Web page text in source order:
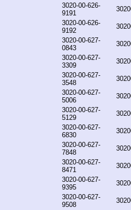
3020-00-626-
9191
3020-00-626-
9192
3020-00-627-
0843
3020-00-627-
3309
3020-00-627-
3548
3020-00-627-
5006
3020-00-627-
5129
3020-00-627-
6830
3020-00-627-
7848
3020-00-627-
8471
3020-00-627-
9395
3020-00-627-
9508